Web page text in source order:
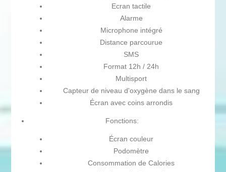
Ecran tactile
Alarme
Microphone intégré
Distance parcourue
SMS
Format 12h / 24h
Multisport
Capteur de niveau d'oxygène dans le sang
Écran avec coins arrondis
Fonctions:
Écran couleur
Podomètre
Consommation de Calories